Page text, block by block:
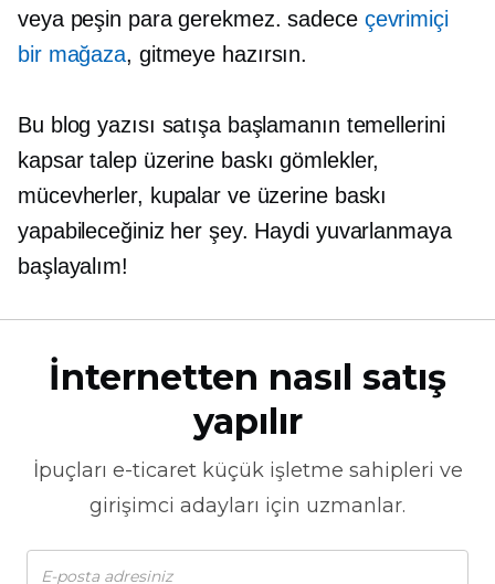
veya peşin para gerekmez. sadece çevrimiçi
bir mağaza, gitmeye hazırsın.
Bu blog yazısı satışa başlamanın temellerini
kapsartalep üzerine baskı gömlekler,
mücevherler, kupalar ve üzerine baskı
yapabileceğiniz her şey. Haydi yuvarlanmaya
başlayalım!
İnternetten nasıl satış
yapılır
İpuçları e-ticaretküçük işletme sahipleri ve
girişimci adayları için uzmanlar.